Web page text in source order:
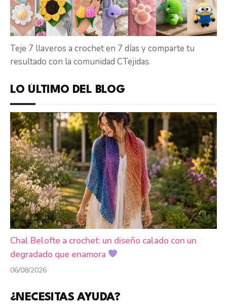
Teje 7 llaveros a crochet en 7 días y comparte tu
resultado con la comunidad CTejidas.
LO ÚLTIMO DEL BLOG
Chal Belofte a crochet: un diseño calado con un
degradado que enamora
06/08/2026
¿NECESITAS AYUDA?